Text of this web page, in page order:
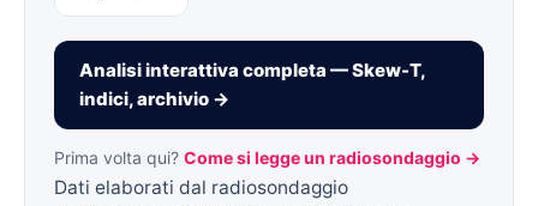
Analisi interattiva completa — Skew-T,
indici, archivio →
Prima volta qui? Come si legge un radiosondaggio →
Dati elaborati dal radiosondaggio